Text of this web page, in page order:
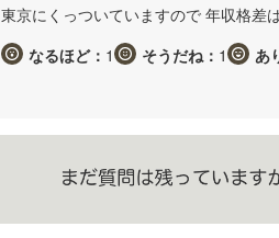
東京にくっついていますので 年収格差
なるほど： 1 そうだね： 1 あ